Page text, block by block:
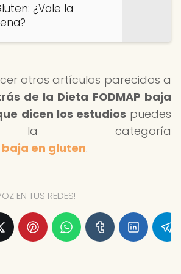
¿Vale la
otros artículos parecidos a
de la Dieta FODMAP baja
dicen los estudios puedes
la categoría
baja en gluten.
EN TUS REDES!